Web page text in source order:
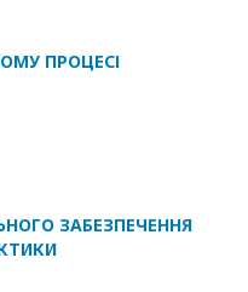
ПРОЦЕСІ
ЗАБЕЗПЕЧЕННЯ